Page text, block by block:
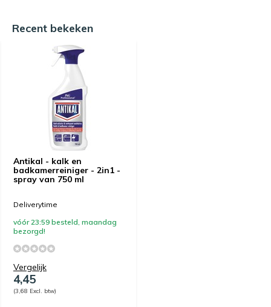
Recent bekeken
Antikal - kalk en
badkamerreiniger - 2in1 -
spray van 750 ml
Deliverytime
vóór 23:59 besteld, maandag
bezorgd!
Vergelijk
4,45
(3,68 Excl. btw)